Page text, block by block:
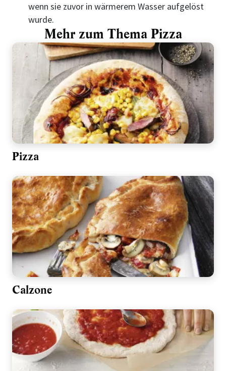
wenn sie zuvor in wärmerem Wasser aufgelöst
wurde.
Mehr zum Thema Pizza
Pizza
Calzone